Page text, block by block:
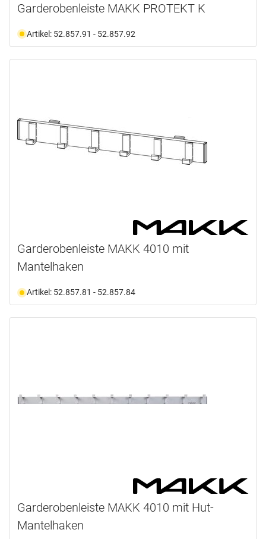
Garderobenleiste MAKK PROTEKT K
Artikel: 52.857.91 - 52.857.92
Garderobenleiste MAKK 4010 mit
Mantelhaken
Artikel: 52.857.81 - 52.857.84
Garderobenleiste MAKK 4010 mit Hut-
Mantelhaken